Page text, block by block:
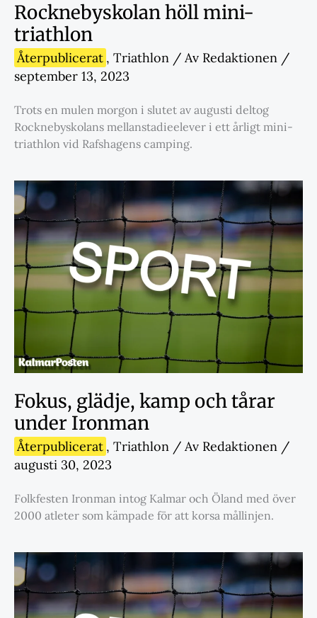
Rocknebyskolan höll mini-
triathlon
Återpublicerat , Triathlon / Av Redaktionen /
september 13, 2023
Trots en mulen morgon i slutet av augusti deltog
Rocknebyskolans mellanstadieelever i ett årligt mini-
triathlon vid Rafshagens camping.
Fokus, glädje, kamp och tårar
under Ironman
Återpublicerat , Triathlon / Av Redaktionen /
augusti 30, 2023
Folkfesten Ironman intog Kalmar och Öland med över
2000 atleter som kämpade för att korsa mållinjen.